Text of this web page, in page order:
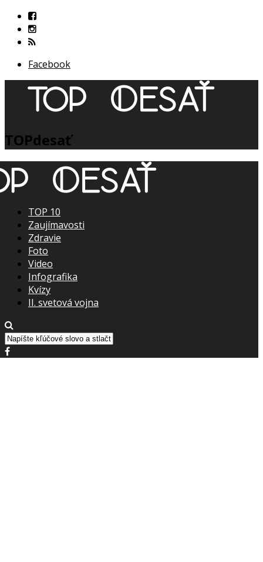
Facebook
TOPdesať
TOP 10
Zaujímavosti
Zdravie
Foto
Video
Infografika
Kvízy
II. svetová vojna